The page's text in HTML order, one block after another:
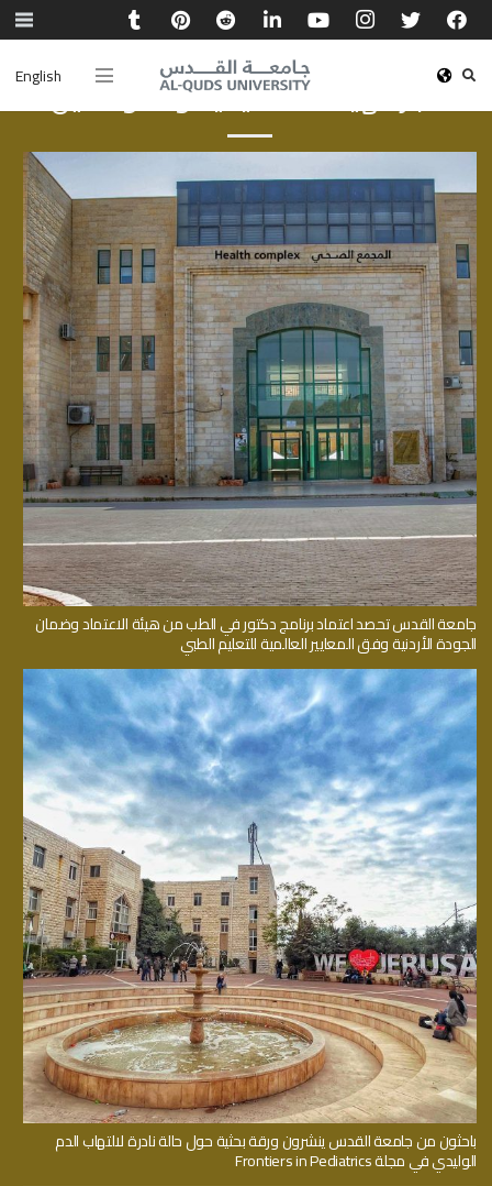
Englishأخبار الهيئة الأكاديمية والموظفين
جامعة القدس تحصد اعتماد برنامج دكتور في الطب من هيئة الاعتماد وضمان
الجودة الأردنية وفق المعايير العالمية للتعليم الطبي
باحثون من جامعة القدس ينشرون ورقة بحثية حول حالة نادرة لالتهاب الدم
الوليدي في مجلة Frontiers in Pediatrics